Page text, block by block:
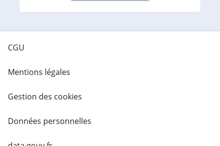
CGU
Mentions légales
Gestion des cookies
Données personnelles